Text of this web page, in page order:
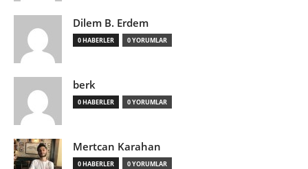
Dilem B. Erdem
0 HABERLER 0 YORUMLAR
berk
0 HABERLER 0 YORUMLAR
Mertcan Karahan
0 HABERLER 0 YORUMLAR